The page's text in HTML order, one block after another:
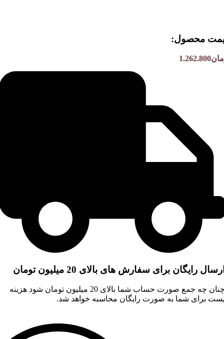
محصول:​
1.262.800
رایگان برای سفارش های بالای 20 میلیون تومان
چنان چه جمع صورت حساب شما بالای 20 میلیون تومان شود هزینه
برای شما به صورت رایگان محاسبه خواهد شد.